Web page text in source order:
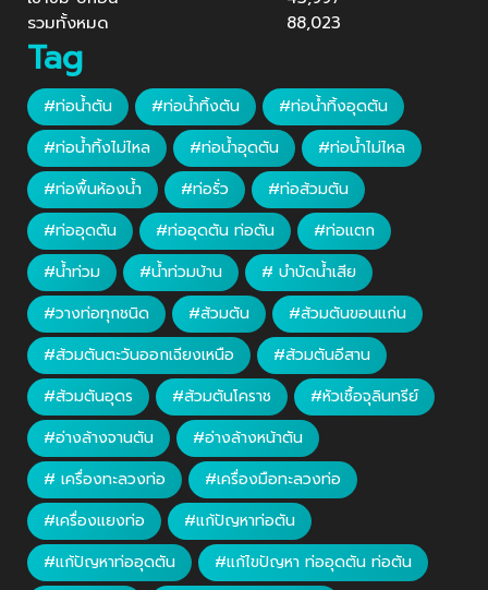
รวมทั้งหมด
88,023
Tag
#ท่อน้ำตัน #ท่อน้ำทิ้งตัน
#ท่อน้ำทิ้งอุดตัน
#ท่อน้ำทิ้งไม่ไหล
#ท่อน้ำอุดตัน
#ท่อน้ำไม่ไหล
#ท่อพื้นห้องน้ำ
#ท่อรั่ว
#ท่อส้วมตัน
#ท่ออุดตัน
#ท่ออุดตัน ท่อตัน
#ท่อแตก
#น้ำท่วม
#น้ำท่วมบ้าน
# บำบัดน้ำเสีย
#วางท่อทุกชนิด
#ส้วมตัน
#ส้วมตันขอนแก่น
#ส้วมตันตะวันออกเฉียงเหนือ
#ส้วมตันอีสาน
#ส้วมตันอุดร
#ส้วมตันโคราช
#หัวเชื้อจุลินทรีย์
#อ่างล้างจานตัน
#อ่างล้างหน้าตัน
# เครื่องทะลวงท่อ
#เครื่องมือทะลวงท่อ
#เครื่องแยงท่อ
#แก้ปัญหาท่อตัน
#แก้ปัญหาท่ออุดตัน
#แก้ไขปัญหา ท่ออุดตัน ท่อตัน